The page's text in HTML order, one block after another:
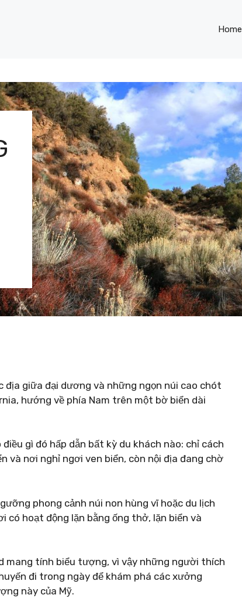
Home
giữa đại dương và những ngọn núi cao chót
hướng về phía Nam trên một bờ biển dài
gì đó hấp dẫn bất kỳ du khách nào: chỉ cách
và nơi nghỉ ngơi ven biển, còn nội địa đang chờ
phong cảnh núi non hùng vĩ hoặc du lịch
có hoạt động lặn bằng ống thở, lặn biển và
mang tính biểu tượng, vì vậy những người thích
đi trong ngày để khám phá các xưởng
này của Mỹ.